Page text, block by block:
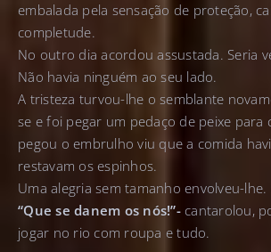
embalada pela sensação de proteção,
completude.
No outro dia acordou assustada. Seria
Não havia ninguém ao seu lado.
A tristeza turvou-lhe o semblante
se e foi pegar um pedaço de peixe para
pegou o embrulho viu que a comida
restavam os espinhos.
Uma alegria sem tamanho envolveu-lhe.
“Que se danem os nós!”- cantarolou,
jogar no rio com roupa e tudo.